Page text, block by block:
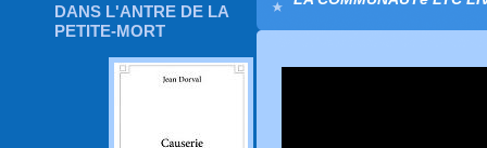
DANS L'ANTRE DE LA
PETITE-MORT